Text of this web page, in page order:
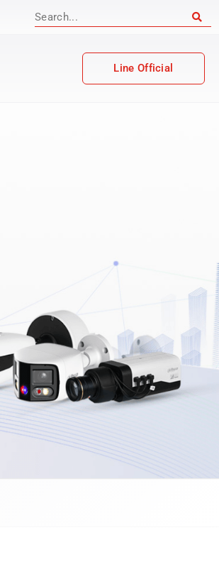
Line Official